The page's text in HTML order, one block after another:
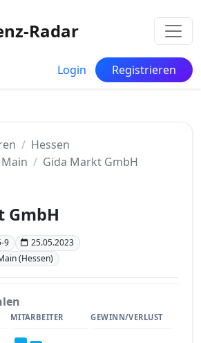
Radar
Login Registrieren
Hessen
Gida Markt GmbH
GmbH
9
25.05.2023
(Hessen)
MITARBEITER GEWINN/VERLUST